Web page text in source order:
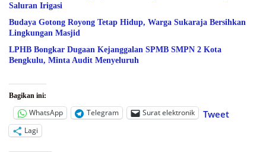
Saluran Irigasi
Budaya Gotong Royong Tetap Hidup, Warga Sukaraja Bersihkan
Lingkungan Masjid
LPHB Bongkar Dugaan Kejanggalan SPMB SMPN 2 Kota
Bengkulu, Minta Audit Menyeluruh
Bagikan ini:
WhatsApp Telegram Surat elektronik Tweet
Lagi